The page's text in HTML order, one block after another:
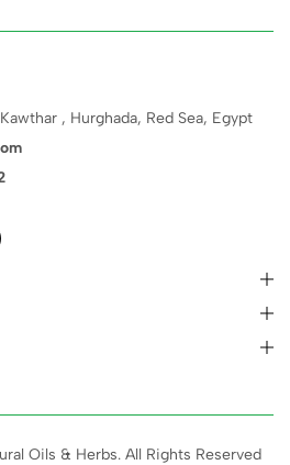
, Hurghada, Red Sea, Egypt
Oils & Herbs. All Rights Reserved